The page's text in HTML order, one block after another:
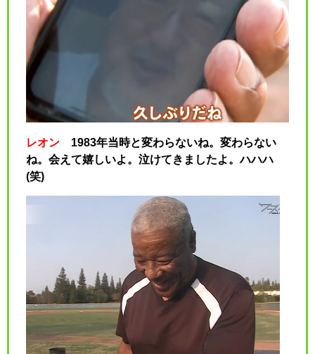
レオン 1983年当時と変わらないね。変わらない
ね。会えて嬉しいよ。泣けてきましたよ。ハハハ
(笑)